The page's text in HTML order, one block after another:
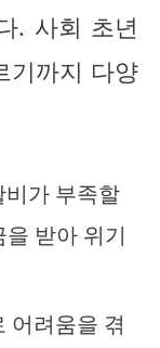
. 사회 초년
기까지 다양
가 부족할
받아 위기
어려움을 겪